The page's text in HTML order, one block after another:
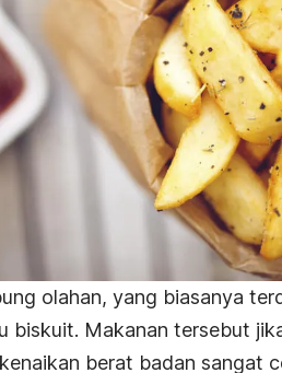
olahan, yang biasanya
biskuit. Makanan tersebut
berat badan sangat